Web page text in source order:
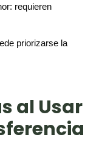
requieren
priorizarse la
al Usar